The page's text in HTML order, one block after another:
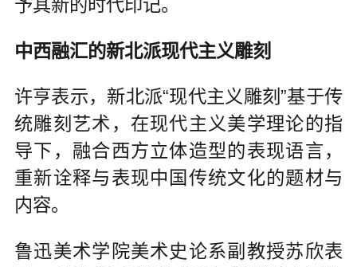
予其新的时代印记。
中西融汇的新北派现代主义雕刻
许亨表示，新北派“现代主义雕刻”基于传
统雕刻艺术，在现代主义美学理论的指
导下，融合西方立体造型的表现语言，
重新诠释与表现中国传统文化的题材与
内容。
鲁迅美术学院美术史论系副教授苏欣表